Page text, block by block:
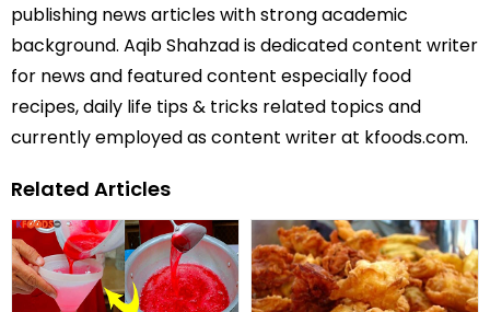
publishing news articles with strong academic
background. Aqib Shahzad is dedicated content writer
for news and featured content especially food
recipes, daily life tips & tricks related topics and
currently employed as content writer at kfoods.com.
Related Articles